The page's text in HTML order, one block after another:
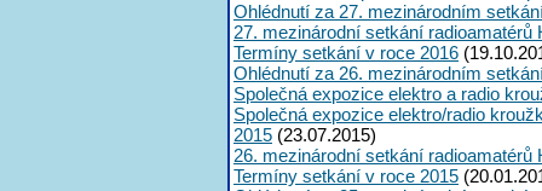
Ohlédnutí za 27. mezinárodním
27. mezinárodní setkání radioamatérů
Termíny setkání v roce 2016
Ohlédnutí za 26. mezinárodním
Společná expozice elektro a radio
Společná expozice elektro/radio
2015 (23.07.2015)
26. mezinárodní setkání radioamatérů
Termíny setkání v roce 2015